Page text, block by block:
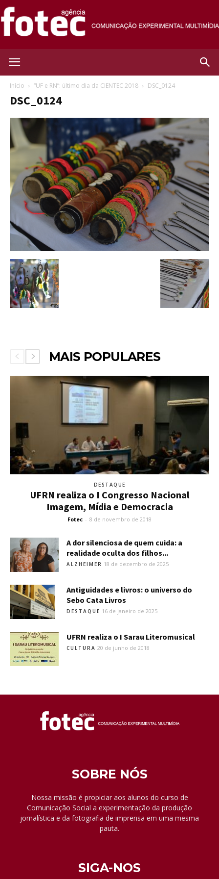
Início “UF e RN”: último dia da CIENTEC 2018 DSC_0124
DSC_0124
MAIS POPULARES
DESTAQUE
UFRN realiza o I Congresso Nacional
Imagem, Mídia e Democracia
Fotec - 8 de novembro de 2018
A dor silenciosa de quem cuida: a
realidade oculta dos filhos...
ALZHEIMER 18 de dezembro de 2025
Antiguidades e livros: o universo do
Sebo Cata Livros
DESTAQUE 16 de janeiro de 2025
UFRN realiza o I Sarau Literomusical
CULTURA 20 de junho de 2018
SOBRE NÓS
Nossa missão é propiciar aos alunos do curso de
Comunicação Social a experimentação da produção
jornalística e da fotografia de imprensa em uma mesma
pauta.
SIGA-NOS